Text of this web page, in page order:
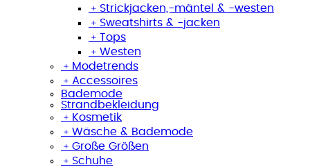
﹢ Strickjacken,-mäntel & -westen
﹢ Sweatshirts & -jacken
﹢ Tops
﹢ Westen
﹢ Modetrends
﹢ Accessoires
Bademode
Strandbekleidung
﹢ Kosmetik
﹢ Wäsche & Bademode
﹢ Große Größen
﹢ Schuhe